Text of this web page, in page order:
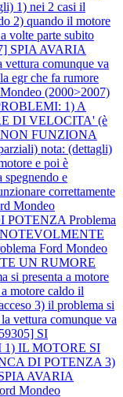
1) nei 2 casi il
2) quando il motore
volte parte subito
SPIA AVARIA
comunque va
egr che fa rumore
(2000>2007)
1) A
DI VELOCITA' (è
FUNZIONA
nota: (dettagli)
e poi è
spegnendo e
correttamente
Mondeo
POTENZA Problema
NOTEVOLMENTE
Ford Mondeo
UN RUMORE
si presenta a motore
motore caldo il
3) il problema si
vettura comunque va
SI
IL MOTORE SI
DI POTENZA 3)
AVARIA
Mondeo